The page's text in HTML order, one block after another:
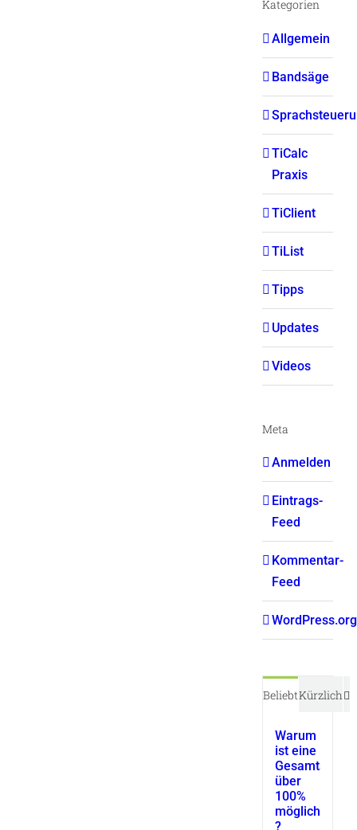
Kategorien
Allgemein
Bandsäge
TiCalc
Praxis
TiClient
TiList
Tipps
Updates
Videos
Meta
Anmelden
Eintrags-
Feed
Kommentar-
Feed
WordPress.org
BeliebtKürzlich
Warum
ist eine
über
100%
möglich
?